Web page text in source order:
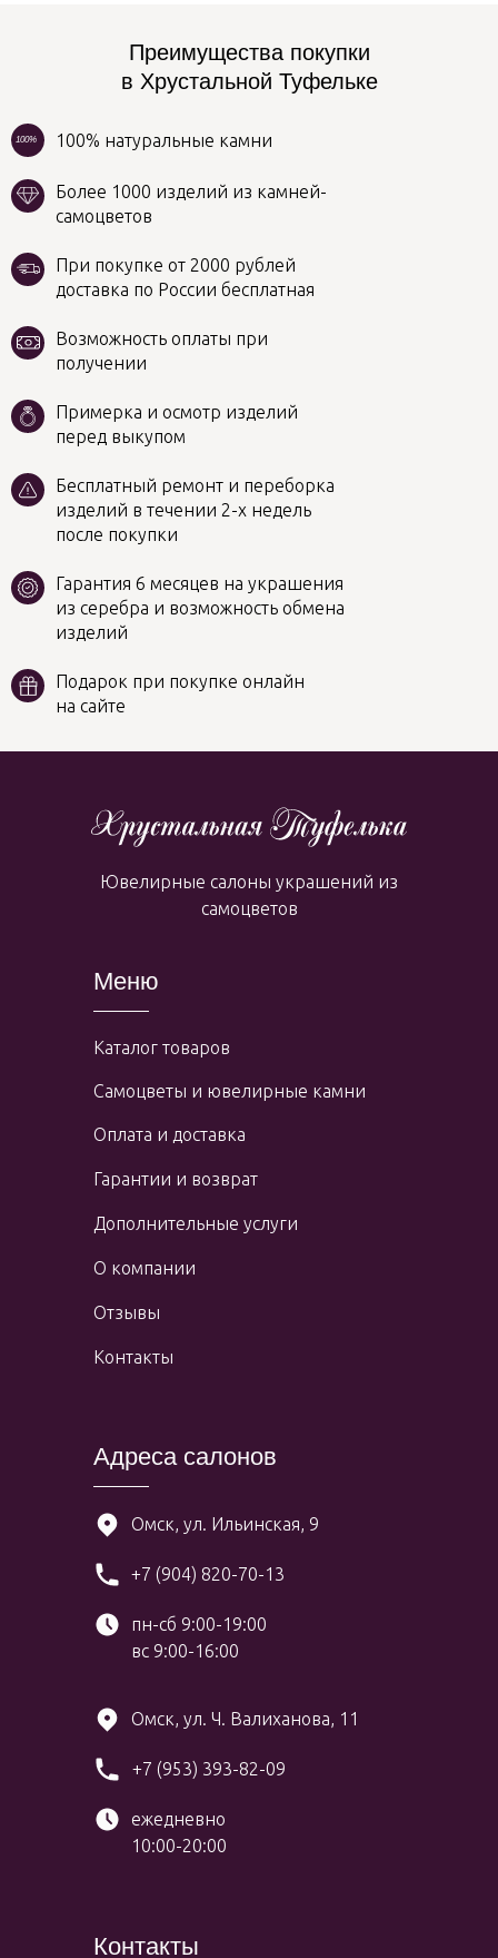
100% натуральные камни
100%
Преимущества покупки
в Хрустальной Туфельке
Бесплатный ремонт и переборка
изделий в течении 2-х недель
после покупки
Примерка и осмотр изделий
перед выкупом
Более 1000 изделий из камней-
самоцветов
Гарантия 6 месяцев на украшения
из серебра и возможность обмена
изделий
Возможность оплаты при
получении
При покупке от 2000 рублей
доставка по России бесплатная
Подарок при покупке онлайн
на сайте
Меню
Каталог товаров
Самоцветы и ювелирные камни
Оплата и доставка
Адреса салонов
+7 (904) 820-70-13
пн-сб 9:00-19:00
вс 9:00-16:00
Омск, ул. Ильинская, 9
Ювелирные салоны украшений из
самоцветов
+7 (953) 393-82-09
ежедневно
10:00-20:00
Омск, ул. Ч. Валиханова, 11
Контакты
Гарантии и возврат
Дополнительные услуги
О компании
Отзывы
Контакты